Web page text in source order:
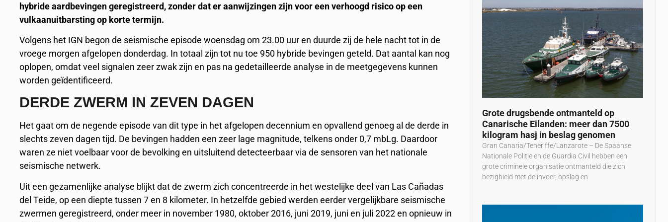
hybride aardbevingen geregistreerd, zonder dat er aanwijzingen zijn voor een verhoogd risico op een
vulkaanuitbarsting op korte termijn.
Volgens het IGN begon de seismische episode woensdag om 23.00 uur en duurde zij de hele nacht tot in de
vroege morgen afgelopen donderdag. In totaal zijn tot nu toe 950 hybride bevingen geteld. Dat aantal kan nog
oplopen, omdat veel signalen zeer zwak zijn en pas na gedetailleerde analyse in de meetgegevens kunnen
worden geïdentificeerd.
DERDE ZWERM IN ZEVEN DAGEN
Het gaat om de negende episode van dit type in het afgelopen decennium en opvallend genoeg al de derde in
slechts zeven dagen tijd. De bevingen hadden een zeer lage magnitude, telkens onder 0,7 mbLg. Daardoor
waren ze niet voelbaar voor de bevolking en uitsluitend detecteerbaar via de sensoren van het nationale
seismische netwerk.
Uit een gezamenlijke analyse blijkt dat de zwerm zich concentreerde in het westelijke deel van Las Cañadas
del Teide, op een diepte tussen 7 en 8 kilometer. In hetzelfde gebied werden eerder vergelijkbare seismische
zwermen geregistreerd, onder meer in november 1980, oktober 2016, juni 2019, juni en juli 2022 en opnieuw in
Grote drugsbende ontmanteld op
Canarische Eilanden: meer dan 7500
kilogram hasj in beslag genomen
Gran Canaria/Teneriffe/Lanzarote – De Spaanse
Nationale Politie en de Guardia Civil hebben een
grote criminele organisatie ontmanteld die zich
bezighield met de invoer, opslag en